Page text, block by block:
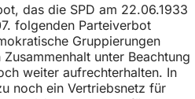
das die SPD am 22.06.1933
folgenden Parteiverbot
Gruppierungen
unter Beachtung
weiter aufrechterhalten. In
noch ein Vertriebsnetz für